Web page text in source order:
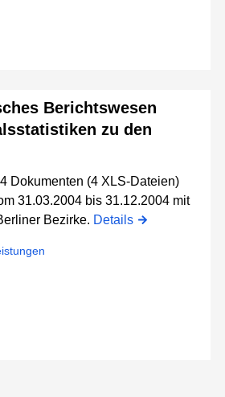
Berichtswesen
zu den
Dokumenten (4 XLS-Dateien)
31.03.2004 bis 31.12.2004 mit
Bezirke. Details